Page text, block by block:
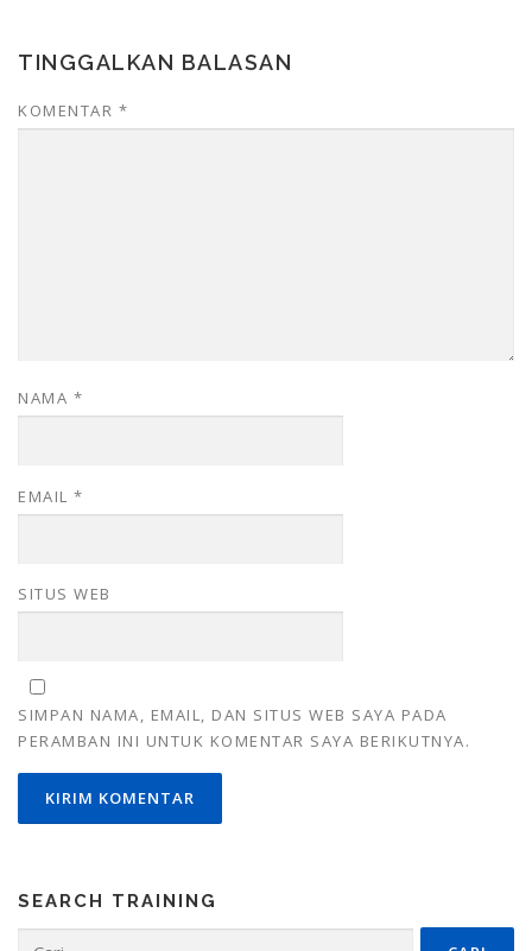
TINGGALKAN BALASAN
KOMENTAR *
NAMA *
EMAIL *
SITUS WEB
SIMPAN NAMA, EMAIL, DAN SITUS WEB SAYA PADA
PERAMBAN INI UNTUK KOMENTAR SAYA BERIKUTNYA.
SEARCH TRAINING